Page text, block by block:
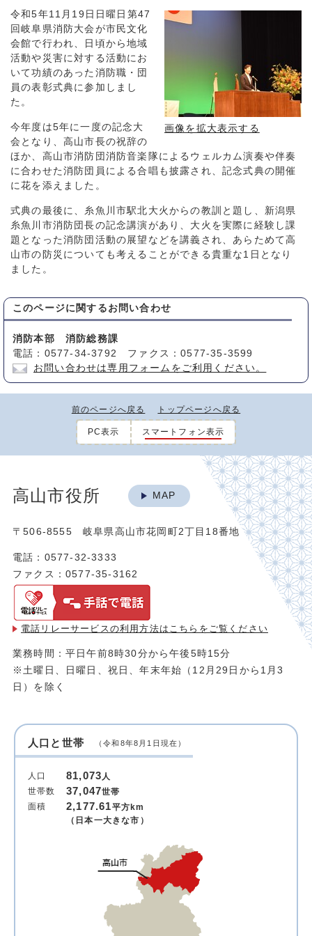
画像を拡大表示する
令和5年11月19日日曜日第47
回岐阜県消防大会が市民文化
会館で行われ、日頃から地域
活動や災害に対する活動にお
いて功績のあった消防職・団
員の表彰式典に参加しまし
た。
今年度は5年に一度の記念大
会となり、高山市長の祝辞の
ほか、高山市消防団消防音楽隊によるウェルカム演奏や伴奏
に合わせた消防団員による合唱も披露され、記念式典の開催
に花を添えました。
式典の最後に、糸魚川市駅北大火からの教訓と題し、新潟県
糸魚川市消防団長の記念講演があり、大火を実際に経験し課
題となった消防団活動の展望などを講義され、あらためて高
山市の防災についても考えることができる貴重な1日となり
ました。
このページに関する お問い合わせ
消防本部 消防総務課
電話：0577-34-3792 ファクス：0577-35-3599
お問い合わせは専用フォームをご利用ください。
前のページへ戻る トップページへ戻る
PC表示 スマートフォン表示
高山市役所 MAP
〒506-8555 岐阜県高山市花岡町2丁目18番地
電話：0577-32-3333
ファクス：0577-35-3162
電話リレーサービスの利用方法は こちらをご覧ください
業務時間：平日午前8時30分から午後5時15分
※土曜日、日曜日、祝日、年末年始（12月29日から1月3
日）を除く
人口と世帯 （令和8年8月1日現在）
人口 81,073人
世帯数
37,047世帯
面積
2,177.61平方km
（日本一大きな市）